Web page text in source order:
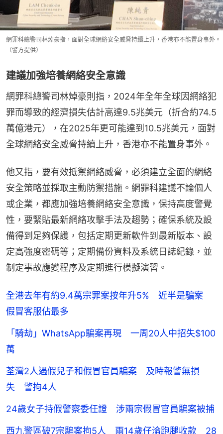
網罪科總警司林焯豪指，面對全球網絡安全威脅持續上升，香港亦不能置身事外。
（警方提供）
建議加強培養網絡安全意識
網罪科總警司林焯豪則指，2024年全年全球因網絡犯
罪而導致的經濟損失估計高達9.5兆美元（折合約74.5
萬億港元），在2025年更可能達到10.5兆美元，面對
全球網絡安全威脅持續上升，香港亦不能置身事外。
他又指，要有效抵禦網絡威脅，必須建立全面的網絡
安全策略並採取主動防禦措施。網罪科建議不論個人
或企業，都應加強培養網絡安全意識，保持高度警覺
性，要緊貼最新網絡攻擊手法及趨勢；確保系統及設
備得到足夠保護，包括定期更新軟件到最新版本、設
定高強度密碼等；定期備份資料及系統日誌紀錄，並
制定事故應變程序及定期進行模擬演習。
全港去年有約9.4萬宗罪案按年升5% 近半是騙案
假冒客服佔最多
「騎劫」WhatsApp騙案再現 一周20人中招失$100
萬
荃灣2人遇假兒子和假冒官員騙案 及時報警無損
失 警拘4人
24歲女子持假警察委任證 涉兩宗假冒官員騙案被捕
西九警區破7宗騙案拘5人 兩14歲仔淪跑腿收款 28